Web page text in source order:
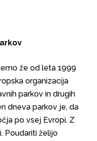
že od leta 1999
organizacija
parkov in drugih
dneva parkov je, da
po vsej Evropi. Z
Poudariti želijo